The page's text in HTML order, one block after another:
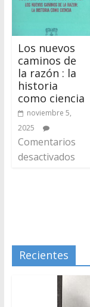
Los nuevos
caminos de
la razón : la
historia
como ciencia
noviembre 5,
2025
Comentarios
desactivados
Recientes